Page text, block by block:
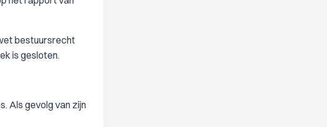
bestuursrecht
is gesloten.
Als gevolg van zijn